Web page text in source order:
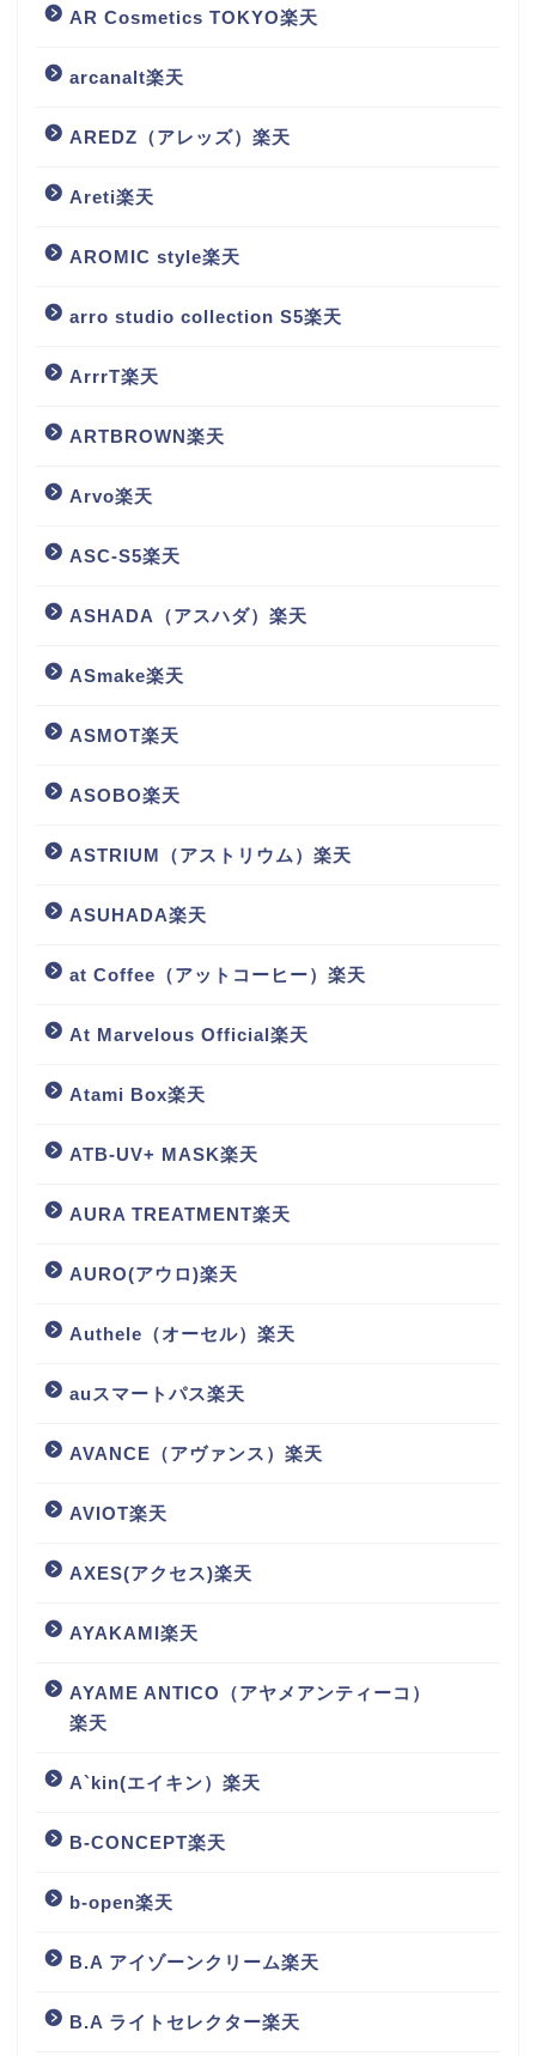
AR Cosmetics TOKYO楽天
arcanalt楽天
AREDZ（アレッズ）楽天
Areti楽天
AROMIC style楽天
arro studio collection S5楽天
ArrrT楽天
ARTBROWN楽天
Arvo楽天
ASC-S5楽天
ASHADA（アスハダ）楽天
ASmake楽天
ASMOT楽天
ASOBO楽天
ASTRIUM（アストリウム）楽天
ASUHADA楽天
at Coffee（アットコーヒー）楽天
At Marvelous Official楽天
Atami Box楽天
ATB-UV+ MASK楽天
AURA TREATMENT楽天
AURO(アウロ)楽天
Authele（オーセル）楽天
auスマートパス楽天
AVANCE（アヴァンス）楽天
AVIOT楽天
AXES(アクセス)楽天
AYAKAMI楽天
AYAME ANTICO（アヤメアンティーコ）
楽天
A`kin(エイキン）楽天
B-CONCEPT楽天
b-open楽天
B.A アイゾーンクリーム楽天
B.A ライトセレクター楽天